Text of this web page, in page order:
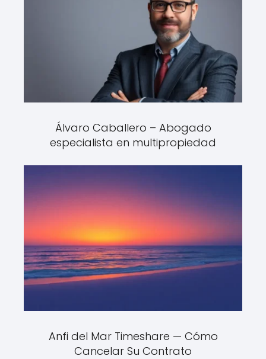
Álvaro Caballero – Abogado
especialista en multipropiedad
Anfi del Mar Timeshare — Cómo
Cancelar Su Contrato